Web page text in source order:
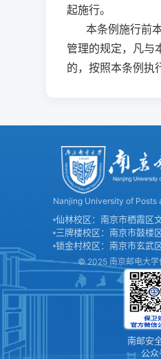
起施行。
本条例施行前
管理的规定，凡与
的，按照本条例执
Nanjing University of Posts
仙林校区：南京市栖霞区
三牌楼校区：南京市鼓楼
锁金村校区：南京市玄武
© 2025 南京邮电大学
南邮安
公众